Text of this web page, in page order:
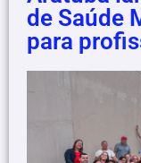
de Saúde
para